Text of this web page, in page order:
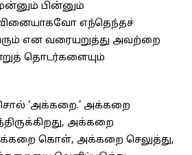
பின்னும்
எந்தெந்தச்
என வரையறுத்து அவற்றை
தொடர்களையும்
‘அக்கறை.’ அக்கறை
அக்கறை
அக்கறை கொள், அக்கறை செலுத்து,